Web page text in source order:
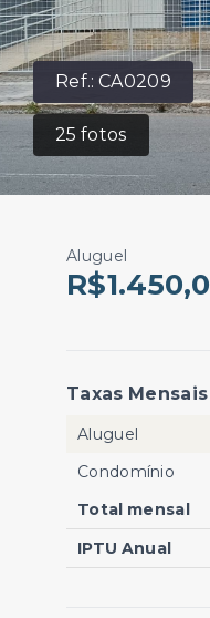
Ref.:CA0209
25 fotos
Aluguel
Taxas Mensais
Aluguel
Condomínio
Total mensal
IPTU Anual